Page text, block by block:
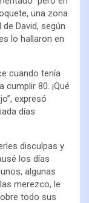
una zona
David, según
lo hallaron en
cuando tenía
80. ¡Qué
expresó
días
disculpas y
los días
algunas
merezco, le
todo sus